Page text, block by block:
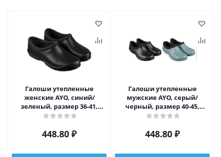
Галоши утепленные
женские AYO, синий/
зеленый, размер 36-41,
материал галоши ЭВА,
448.80 ₽
Галоши утепленные
мужские AYO, серый/
черный, размер 40-45,
материал галоши ЭВА,
448.80 ₽